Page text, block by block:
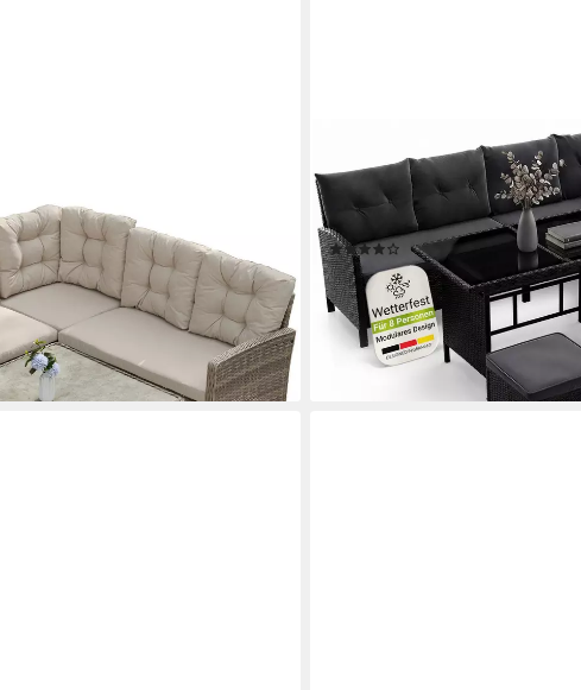
Outdoor),
für 5 Personen,
bei dir
Gartenlounge-Set Manacor,
Gartenmöbel-Set mit Garten-
Hocker
(110)
349,98 € 419,99 €
-17%
lieferbar - in 4-5 Werktagen bei dir